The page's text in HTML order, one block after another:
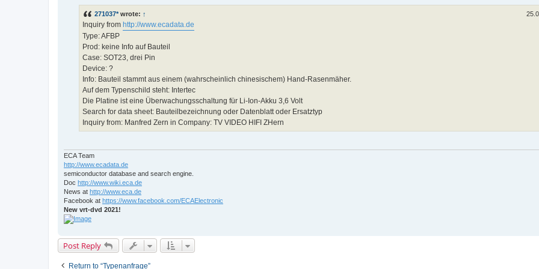
271037*wrote: ↑
Inquiry from http://www.ecadata.de
Type: AFBP
Prod: keine Info auf Bauteil
Case: SOT23, drei Pin
Device: ?
Info: Bauteil stammt aus einem (wahrscheinlich chinesischem) Hand-Rasenmäher.
Auf dem Typenschild steht: Intertec
Die Platine ist eine Überwachungsschaltung für Li-Ion-Akku 3,6 Volt
Search for data sheet: Bauteilbezeichnung oder Datenblatt oder Ersatztyp
Inquiry from: Manfred Zern in Company: TV VIDEO HIFI ZHern
ECA Team
http://www.ecadata.de
semiconductor database and search engine.
Doc http://www.wiki.eca.de
News at http://www.eca.de
Facebook at https://www.facebook.com/ECAElectronic
New vrt-dvd 2021!
Post Reply
Return to “Typenanfrage”